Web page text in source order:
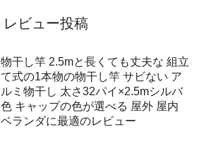
レビュー投稿
物干し竿 2.5mと長くても丈夫な 組立
て式の1本物の物干し竿 サビない ア
ルミ物干し 太さ32パイ×2.5mシルバ
色 キャップの色が選べる 屋外 屋内
ベランダに最適のレビュー